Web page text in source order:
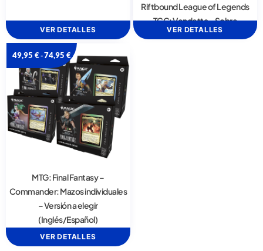
VER DETALLES
Riftbound League of Legends
TCG: Vendetta – Sobre
VER DETALLES
49,95 €-74,95 €
MTG: Final Fantasy –
Commander: Mazos individuales
– Versión a elegir
(Inglés/Español)
VER DETALLES